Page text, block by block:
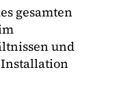
gesamten
und